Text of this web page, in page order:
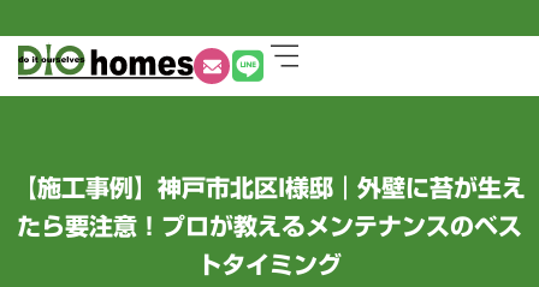
【施工事例】神戸市北区I様邸｜外壁に苔が生え
たら要注意！プロが教えるメンテナンスのベス
トタイミング